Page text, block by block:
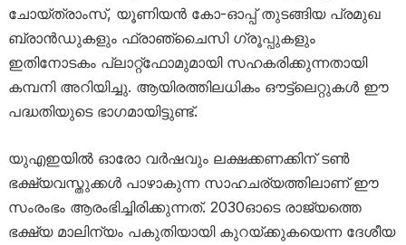
ചോയ്ത്രാംസ്, യൂണിയൻ കോ-ഓപ്പ് തുടങ്ങിയ പ്രമുഖ
ബ്രാൻഡുകളും ഫ്രാഞ്ചൈസി ഗ്രൂപ്പുകളും
ഇതിനോടകം പ്ലാറ്റ്‌ഫോമുമായി സഹകരിക്കുന്നതായി
കമ്പനി അറിയിച്ചു. ആയിരത്തിലധികം ഔട്ട്‌ലെറ്റുകൾ ഈ
പദ്ധതിയുടെ ഭാഗമായിട്ടുണ്ട്.
യുഎഇയിൽ ഓരോ വർഷവും ലക്ഷക്കണക്കിന് ടൺ
ഭക്ഷ്യവസ്തുക്കൾ പാഴാകുന്ന സാഹചര്യത്തിലാണ് ഈ
സംരംഭം ആരംഭിച്ചിരിക്കുന്നത്. 2030ഓടെ രാജ്യത്തെ
ഭക്ഷ്യ മാലിന്യം പകുതിയായി കുറയ്ക്കുകയെന്ന ദേശീയ